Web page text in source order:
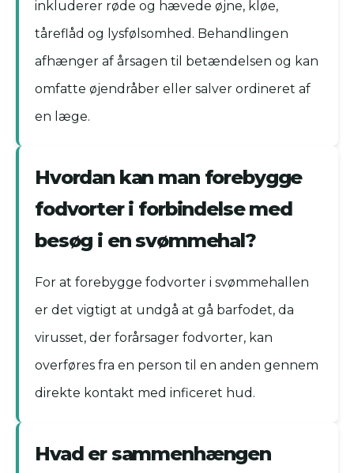
inkluderer røde og hævede øjne, kløe,
tåreflåd og lysfølsomhed. Behandlingen
afhænger af årsagen til betændelsen og kan
omfatte øjendråber eller salver ordineret af
en læge.
Hvordan kan man forebygge
fodvorter i forbindelse med
besøg i en svømmehal?
For at forebygge fodvorter i svømmehallen
er det vigtigt at undgå at gå barfodet, da
virusset, der forårsager fodvorter, kan
overføres fra en person til en anden gennem
direkte kontakt med inficeret hud.
Hvad er sammenhængen